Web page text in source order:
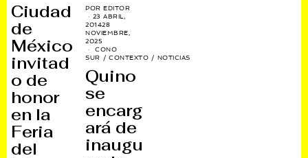
Ciudad
de
México
invitad
o de
honor
en la
Feria
del
POREDITOR
23 ABRIL,
201428
NOVIEMBRE,
2025
CONO
SUR / CONTEXTO / NOTICIAS
Quino
se
encarg
ará de
inaugu